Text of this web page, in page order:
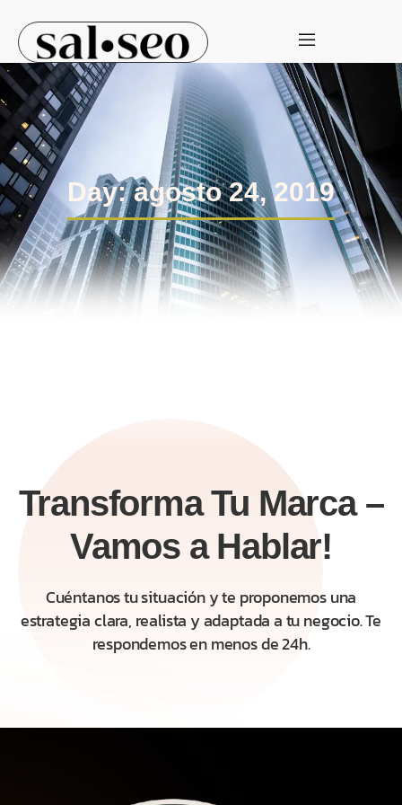
Day: agosto 24, 2019
Transforma Tu Marca –
Vamos a Hablar!
Cuéntanos tu situación y te proponemos una
estrategia clara, realista y adaptada a tu negocio. Te
respondemos en menos de 24h.